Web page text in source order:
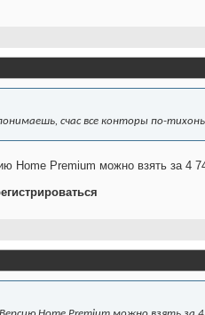
счас все конторы по-
Home Premium можно взять за 4